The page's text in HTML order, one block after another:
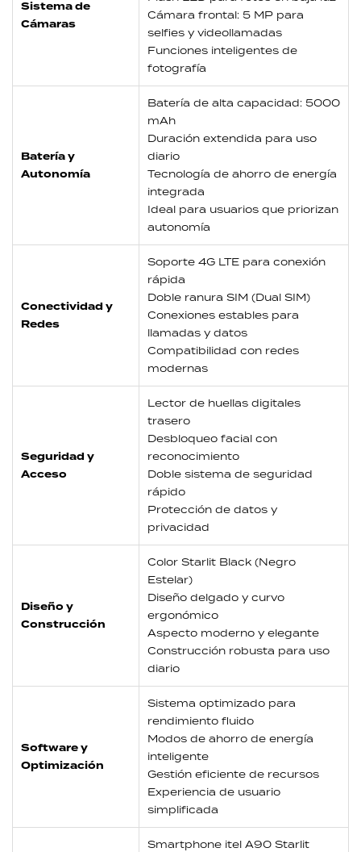
Sistema de
Cámaras
Cámara frontal: 5 MP para
selfies y videollamadas
Funciones inteligentes de
fotografía
Batería y
Autonomía
Batería de alta capacidad: 5000
mAh
Duración extendida para uso
diario
Tecnología de ahorro de energía
integrada
Ideal para usuarios que priorizan
autonomía
Conectividad y
Redes
Soporte 4G LTE para conexión
rápida
Doble ranura SIM (Dual SIM)
Conexiones estables para
llamadas y datos
Compatibilidad con redes
modernas
Seguridad y
Acceso
Lector de huellas digitales
trasero
Desbloqueo facial con
reconocimiento
Doble sistema de seguridad
rápido
Protección de datos y
privacidad
Diseño y
Construcción
Color Starlit Black (Negro
Estelar)
Diseño delgado y curvo
ergonómico
Aspecto moderno y elegante
Construcción robusta para uso
diario
Software y
Optimización
Sistema optimizado para
rendimiento fluido
Modos de ahorro de energía
inteligente
Gestión eficiente de recursos
Experiencia de usuario
simplificada
Smartphone itel A90 Starlit